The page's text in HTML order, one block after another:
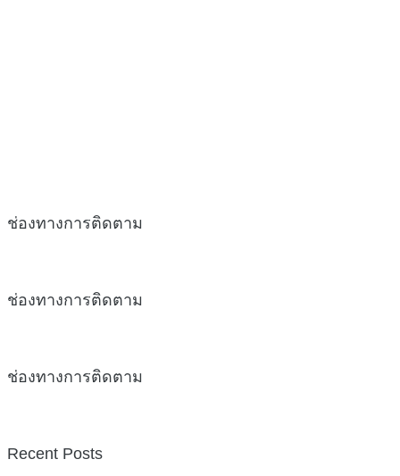
ช่องทางการติดตาม
ช่องทางการติดตาม
ช่องทางการติดตาม
Recent Posts